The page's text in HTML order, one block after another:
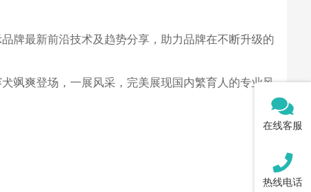
牌最新前沿技术及趋势分享，助力品牌在不断升级的
飒爽登场，一展风采，完美展现国内繁育人的专业风
在线客服
热线电话